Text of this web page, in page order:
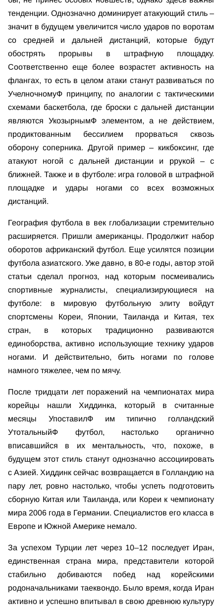
тенденции. Однозначно доминирует атакующий стиль –
значит в будущем увеличится число ударов по воротам
со средней и дальней дистанций, которые будут
обострять прорывы в штрафную площадку.
Соответственно еще более возрастет активность на
флангах, то есть в целом атаки станут развиваться по
УчелночномуФ принципу, по аналогии с тактическими
схемами баскетбола, где броски с дальней дистанции
являются УкозырнымФ элементом, а не действием,
продиктованным бессилием прорваться сквозь
оборону соперника. Другой пример – кикбоксинг, где
атакуют ногой с дальней дистанции и ррукой – с
ближней. Также и в футболе: игра головой в штрафной
площадке и удары ногами со всех возможных
дистанций.
География футбола в век глобализации стремительно
расширяется. Пришли американцы. Продолжит набор
оборотов африканский футбол. Еще усилятся позиции
футбола азиатского. Уже давно, в 80-е годы, автор этой
статьи сделал прогноз, над которым посмеивались
спортивные журналисты, специализирующиеся на
футболе: в мировую футбольную элиту войдут
спортсмены Кореи, Японии, Таиланда и Китая, тех
стран, в которых традиционно развиваются
единоборства, активно использующие технику ударов
ногами. И действительно, бить ногами по голове
намного тяжелее, чем по мячу.
После тридцати лет поражений на чемпионатах мира
корейцы нашли Хиддинка, который в считанные
месяцы УпоставилФ им типично голландский
УтотальныйФ футбол, настолько органично
вписавшийся в их ментальность, что, похоже, в
будущем этот стиль станут однозначно ассоциировать
с Азией. Хиддинк сейчас возвращается в Голландию на
пару лет, ровно настолько, чтобы успеть подготовить
сборную Китая или Таиланда, или Кореи к чемпионату
мира 2006 года в Германии. Специалистов его класса в
Европе и Южной Америке немало.
За успехом Турции лет через 10–12 последует Иран,
единственная страна мира, представители которой
стабильно добиваются побед над корейскими
родоначальниками таеквондо. Было время, когда Иран
активно и успешно впитывал в свою древнюю культуру